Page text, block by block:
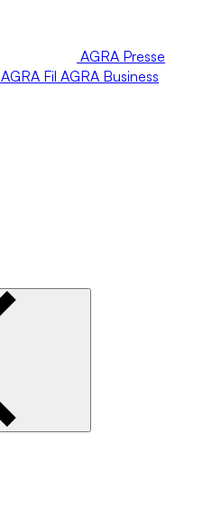
AGRA Presse
AGRA Fil AGRA Business